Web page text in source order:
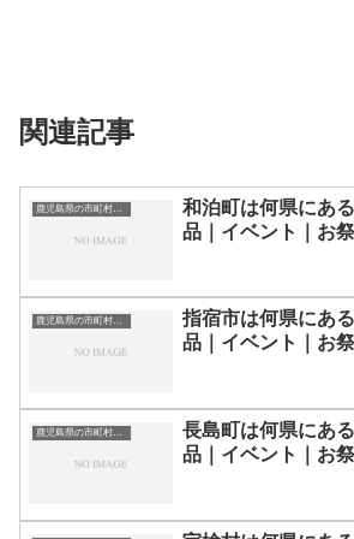
関連記事
鹿児島県の市町村一覧
和泊町は何県にあ
品｜イベント｜お
鹿児島県の市町村一覧
指宿市は何県にあ
品｜イベント｜お
鹿児島県の市町村一覧
長島町は何県にあ
品｜イベント｜お